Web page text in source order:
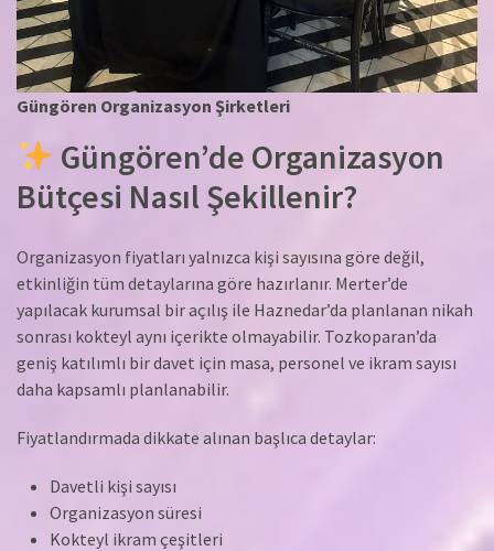
Güngören Organizasyon Şirketleri
Güngören’de Organizasyon
Bütçesi Nasıl Şekillenir?
Organizasyon fiyatları yalnızca kişi sayısına göre değil,
etkinliğin tüm detaylarına göre hazırlanır. Merter’de
yapılacak kurumsal bir açılış ile Haznedar’da planlanan nikah
sonrası kokteyl aynı içerikte olmayabilir. Tozkoparan’da
geniş katılımlı bir davet için masa, personel ve ikram sayısı
daha kapsamlı planlanabilir.
Fiyatlandırmada dikkate alınan başlıca detaylar:
Davetli kişi sayısı
Organizasyon süresi
Kokteyl ikram çeşitleri